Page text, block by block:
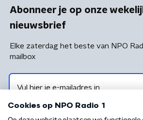
Abonneer je op onze
nieuwsbrief
Elke zaterdag het beste van NPO
mailbox